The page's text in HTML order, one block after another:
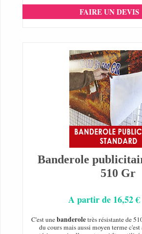
FAIRE UN DEVIS
Banderole
510 Gr
A partir de 16,52
C'est unebanderoletrès résistante de
du cours mais aussi moyen terme c'est